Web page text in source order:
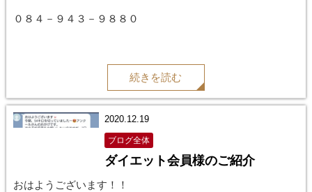
０８４－９４３－９８８０
続きを読む
2020.12.19
ブログ全体
ダイエット会員様のご紹介
おはようございます！！